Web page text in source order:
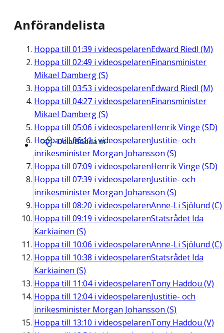
Anförandelista
Hoppa till 01:39 i videospelarenEdward Riedl (M)
Hoppa till 02:49 i videospelarenFinansminister
Mikael Damberg (S)
Hoppa till 03:53 i videospelarenEdward Riedl (M)
Hoppa till 04:27 i videospelarenFinansminister
Mikael Damberg (S)
Hoppa till 05:06 i videospelarenHenrik Vinge (SD)
Hoppa till06:11i videospelarenJustitie- och
inrikesminister Morgan Johansson (S)
Hoppa till 07:09 i videospelarenHenrik Vinge (SD)
Hoppa till 07:39 i videospelarenJustitie- och
inrikesminister Morgan Johansson (S)
Hoppa till 08:20 i videospelarenAnne-Li Sjölund (C)
Hoppa till 09:19 i videospelarenStatsrådet Ida
Karkiainen (S)
Hoppa till 10:06 i videospelarenAnne-Li Sjölund (C)
Hoppa till 10:38 i videospelarenStatsrådet Ida
Karkiainen (S)
Hoppa till 11:04i videospelarenTony Haddou (V)
Hoppa till 12:04i videospelarenJustitie- och
inrikesminister Morgan Johansson (S)
Hoppa till 13:10 i videospelarenTony Haddou (V)
Dela/Bädda in